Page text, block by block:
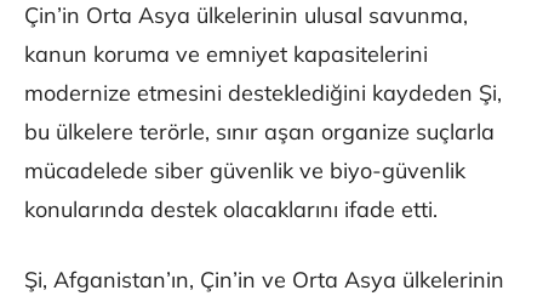
Çin’in Orta Asya ülkelerinin ulusal savunma,
kanun koruma ve emniyet kapasitelerini
modernize etmesini desteklediğini kaydeden Şi,
bu ülkelere terörle, sınır aşan organize suçlarla
mücadelede siber güvenlik ve biyo-güvenlik
konularında destek olacaklarını ifade etti.
Şi, Afganistan’ın, Çin’in ve Orta Asya ülkelerinin